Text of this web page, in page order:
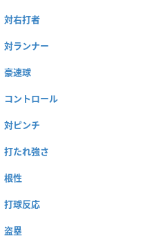
対右打者
対ランナー
豪速球
コントロール
対ピンチ
打たれ強さ
根性
打球反応
盗塁